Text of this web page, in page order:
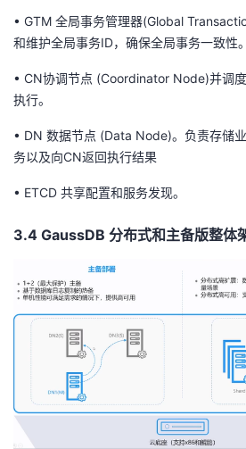
• GTM 全局事务管理器(Global
和维护全局事务ID，确保全局事务一致性。
• CN协调节点 (Coordinator Node)并调
执行。
• DN 数据节点 (Data Node)。负责存储
务以及向CN返回执行结果
• ETCD 共享配置和服务发现。
3.4 GaussDB 分布式和主备版整体